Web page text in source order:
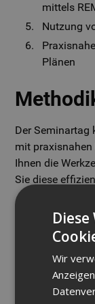
mittels
Nutzung
Plänen
Der Seminartag
mit praxisnahen
Ihnen die
Sie diese
Ihr
und
Wir